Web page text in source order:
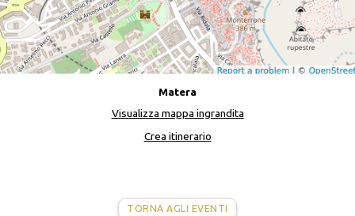
Matera
Visualizza mappa ingrandita
Crea itinerario
TORNA AGLI EVENTI